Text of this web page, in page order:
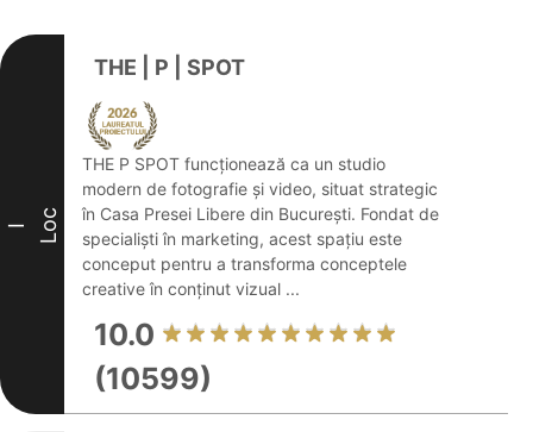
I Loc
THE | P | SPOT
THE P SPOT funcționează ca un studio
modern de fotografie și video, situat strategic
în Casa Presei Libere din București. Fondat de
specialiști în marketing, acest spațiu este
conceput pentru a transforma conceptele
creative în conținut vizual ...
10.0
(10599)